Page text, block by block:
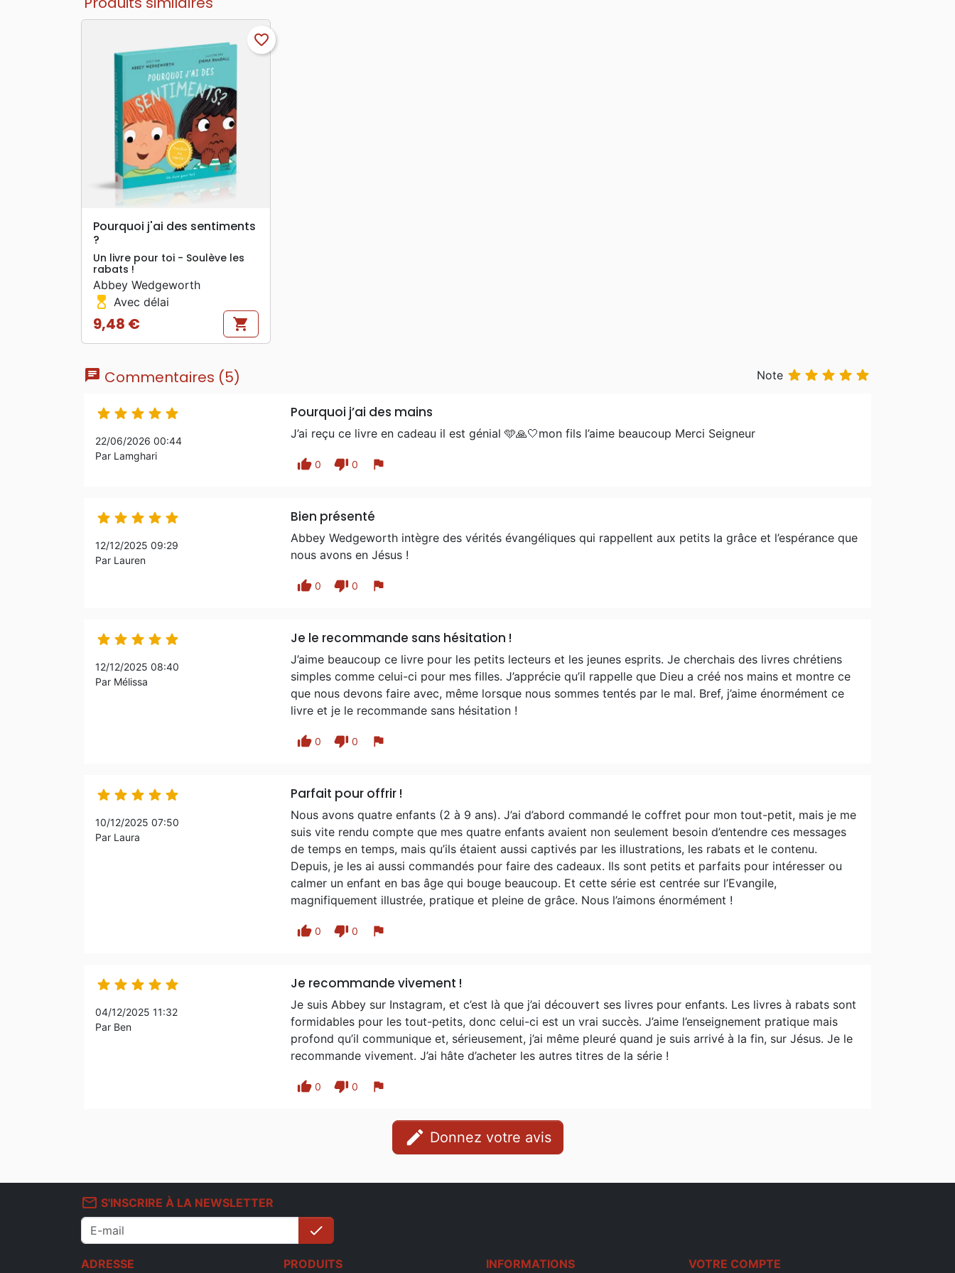
search APERÇU RAPIDE
favorite_border
Pourquoi j'ai des sentiments
?
Un livre pour toi - Soulève les
rabats !
Abbey Wedgeworth
hourglass_top Avec délai
Prix
9,48 € shopping_cart
chat Commentaires (5) Note     
    
22/06/2026 00:44
Par Lamghari
Pourquoi j’ai des mains
J’ai reçu ce livre en cadeau il est génial 🩵🙏🤍mon fils l’aime beaucoup Merci Seigneur
thumb_up 0 thumb_down 0 flag
    
12/12/2025 09:29
Par Lauren
Bien présenté
Abbey Wedgeworth intègre des vérités évangéliques qui rappellent aux petits la grâce et l’espérance que
nous avons en Jésus !
thumb_up 0 thumb_down 0 flag
    
12/12/2025 08:40
Par Mélissa
Je le recommande sans hésitation !
J’aime beaucoup ce livre pour les petits lecteurs et les jeunes esprits. Je cherchais des livres chrétiens
simples comme celui-ci pour mes filles. J’apprécie qu’il rappelle que Dieu a créé nos mains et montre ce
que nous devons faire avec, même lorsque nous sommes tentés par le mal. Bref, j’aime énormément ce
livre et je le recommande sans hésitation !
thumb_up 0 thumb_down 0 flag
    
10/12/2025 07:50
Par Laura
Parfait pour offrir !
Nous avons quatre enfants (2 à 9 ans). J’ai d’abord commandé le coffret pour mon tout-petit, mais je me
suis vite rendu compte que mes quatre enfants avaient non seulement besoin d’entendre ces messages
de temps en temps, mais qu’ils étaient aussi captivés par les illustrations, les rabats et le contenu.
Depuis, je les ai aussi commandés pour faire des cadeaux. Ils sont petits et parfaits pour intéresser ou
calmer un enfant en bas âge qui bouge beaucoup. Et cette série est centrée sur l’Evangile,
magnifiquement illustrée, pratique et pleine de grâce. Nous l’aimons énormément !
thumb_up 0 thumb_down 0 flag
    
04/12/2025 11:32
Par Ben
Je recommande vivement !
Je suis Abbey sur Instagram, et c’est là que j’ai découvert ses livres pour enfants. Les livres à rabats sont
formidables pour les tout-petits, donc celui-ci est un vrai succès. J’aime l’enseignement pratique mais
profond qu’il communique et, sérieusement, j’ai même pleuré quand je suis arrivé à la fin, sur Jésus. Je le
recommande vivement. J’ai hâte d’acheter les autres titres de la série !
thumb_up 0 thumb_down 0 flag
edit Donnez votre avis
mail_outline S'INSCRIRE À LA NEWSLETTER
check
ADRESSE PRODUITS INFORMATIONS VOTRE COMPTE